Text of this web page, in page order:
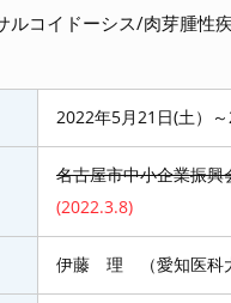
ルコイドーシス/肉芽腫性
2022年5月21日(土）～
名古屋市中小企業振興
(2022.3.8)
伊藤 理 （愛知医科